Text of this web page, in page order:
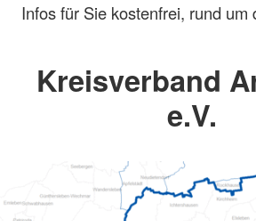
Infos für Sie kostenfrei, rund um
Kreisverband
e.V.